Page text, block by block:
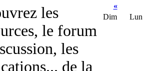
les
le forum
les
de la
«
Dim
Lun